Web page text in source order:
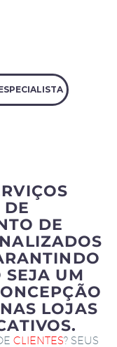
DE
DE
SEJA UM
LOJAS
CLIENTES? SEUS